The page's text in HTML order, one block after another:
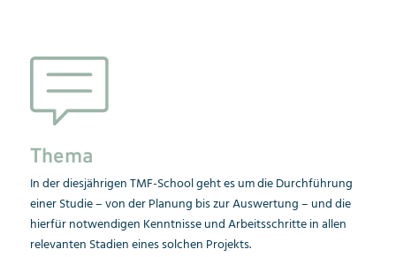
Thema
In der diesjährigen TMF-School geht es um die Durchführung
einer Studie – von der Planung bis zur Auswertung – und die
hierfür notwendigen Kenntnisse und Arbeitsschritte in allen
relevanten Stadien eines solchen Projekts.